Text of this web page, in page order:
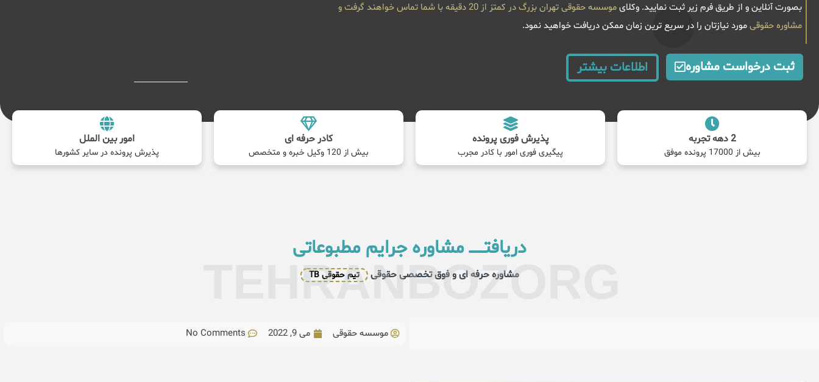
بصورت آنلاین و از طریق فرم زیر ثبت نمایید. وکلایموسسه حقوقی تهران بزرگ در کمتز از 20 دقیقه با شما تماس خواهند گرفت و
مشاوره حقوقیمورد نیازتان را در سریع ترین زمان ممکن دریافت خواهید نمود.
ثبت درخواست مشاوره اطلاعات بیشتر
2 دهه تجربه
بیش از 17000 پرونده موفق
پذیرش فوری پرونده
پیگیری فوری امور با کادر مجرب
کادر حرفه ای
بیش از 120 وکیل خبره و متخصص
امور بین الملل
پذیرش پرونده در سایر کشورها
دریافتــــــ مشاوره جرایم مطبوعاتی
TEHRANBOZORG
مشاوره حرفه ای و فوق تخصصی حقوقی تیم حقوقی TB
موسسه حقوقی می 9, 2022 No Comments